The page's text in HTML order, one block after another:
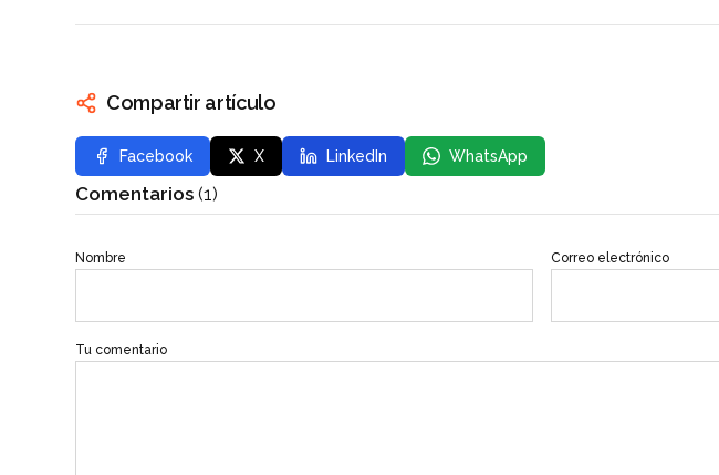
Compartir artículo
Facebook X LinkedIn WhatsApp
Comentarios (1)
Nombre Correo electrónico
Tu comentario